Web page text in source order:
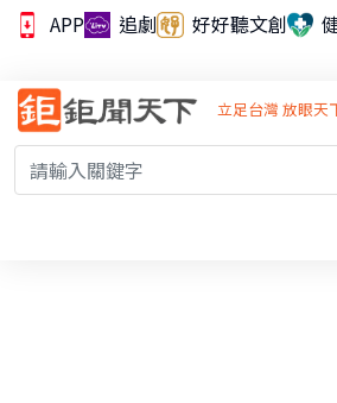
APP 追劇 好好聽文創
立足台灣 放眼天